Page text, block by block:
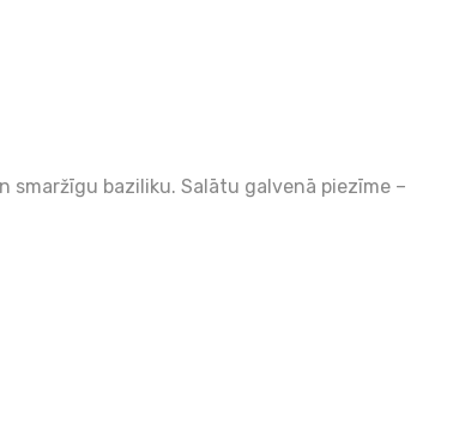
baziliku. Salātu galvenā piezīme –